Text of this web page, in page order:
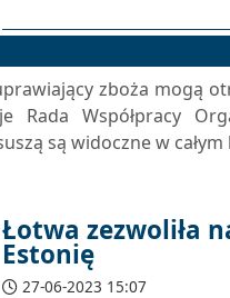
zboża mogą
Rada Współpracy
są widoczne w
Łotwa zezwoliła
Estonię
27-06-2023 15:07